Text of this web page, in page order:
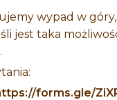
wypad w
jest taka
forms.gle/